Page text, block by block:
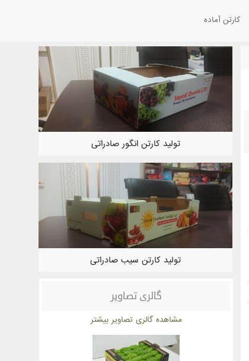
کارتن آماده
تولید کارتن انگور صادراتی
تولید کارتن سیب صادراتی
گالری تصاویر
مشاهده گالری تصاویر بیشتر